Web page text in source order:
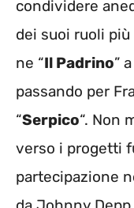
condividere
dei suoi ruoli
ne “Il Padrino”
passando per
“Serpico“. Non
verso i progetti
partecipazione